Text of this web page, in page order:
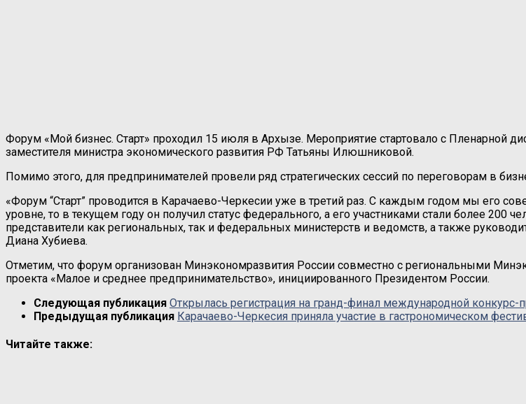
Форум «Мой бизнес. Старт» проходил 15 июля в Архызе. Мероприятие стартовало с Пленарной
заместителя министра экономического развития РФ Татьяны Илюшниковой.
Помимо этого, для предпринимателей провели ряд стратегических сессий по переговорам в
«Форум “Старт” проводится в Карачаево-Черкесии уже в третий раз. С каждым годом мы его
уровне, то в текущем году он получил статус федерального, а его участниками стали более
представители как региональных, так и федеральных министерств и ведомств, а также
Диана Хубиева.
Отметим, что форум организован Минэкономразвития России совместно с региональными
проекта «Малое и среднее предпринимательство», инициированного Президентом России.
Следующая публикация Открылась регистрация на гранд-финал международной
Предыдущая публикация Карачаево-Черкесия приняла участие в гастрономическом
Читайте также: